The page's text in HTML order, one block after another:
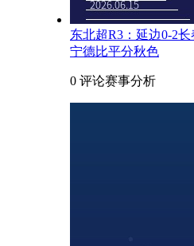
东北超R3：延边0-2
宁德比平分秋色
0 评论赛事分析